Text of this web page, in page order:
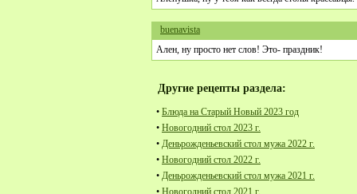
buenavista
Ален, ну просто нет слов! Это- праздник!
Другие рецепты раздела:
• Блюда на Старый Новый 2023 год
• Новогодний стол 2023 г.
• Деньрожденьевский стол мужа 2022 г.
• Новогодний стол 2022 г.
• Деньрожденьевский стол мужа 2021 г.
• Новогодний стол 2021 г.